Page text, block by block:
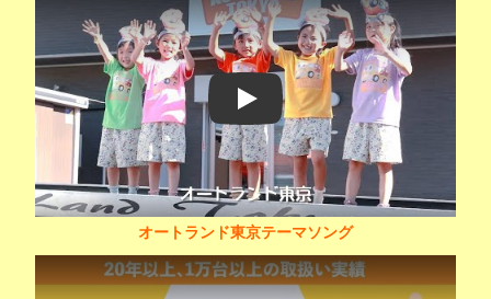
Play
オートランド東京テーマソング